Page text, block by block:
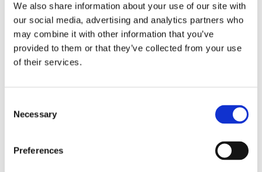
We also share information about your use of our site with
our social media, advertising and analytics partners who
may combine it with other information that you’ve
provided to them or that they’ve collected from your use
of their services.
Selection
Necessary
Preferences
Slutsåld 501-16
AH Belysning
Fri frakt över 995kr
Snabba leveranser